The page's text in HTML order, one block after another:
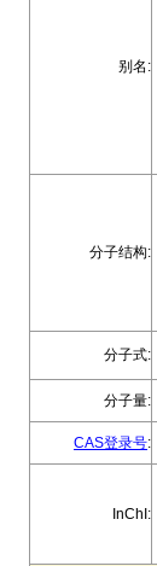
别名:
分子结构:
分子式:
分子量:
CAS登录号:
InChI: